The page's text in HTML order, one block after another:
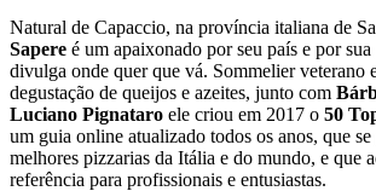
Natural de Capaccio, na província italiana de
Sapere é um apaixonado por seu país e por
divulga onde quer que vá. Sommelier veterano
degustação de queijos e azeites, junto com
Luciano Pignataro ele criou em 2017 o 50
um guia online atualizado todos os anos, que se
melhores pizzarias da Itália e do mundo, e que
referência para profissionais e entusiastas.